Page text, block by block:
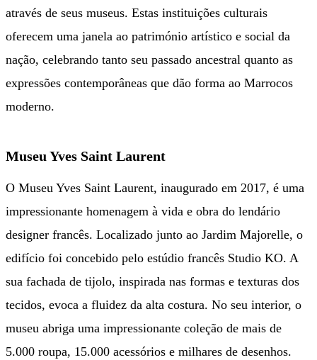
através de seus museus. Estas instituições culturais
oferecem uma janela ao património artístico e social da
nação, celebrando tanto seu passado ancestral quanto as
expressões contemporâneas que dão forma ao Marrocos
moderno.
Museu Yves Saint Laurent
O Museu Yves Saint Laurent, inaugurado em 2017, é uma
impressionante homenagem à vida e obra do lendário
designer francês. Localizado junto ao Jardim Majorelle, o
edifício foi concebido pelo estúdio francês Studio KO. A
sua fachada de tijolo, inspirada nas formas e texturas dos
tecidos, evoca a fluidez da alta costura. No seu interior, o
museu abriga uma impressionante coleção de mais de
5.000 roupa, 15.000 acessórios e milhares de desenhos.